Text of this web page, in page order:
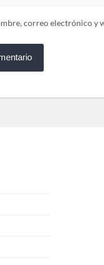
correo electrónico y